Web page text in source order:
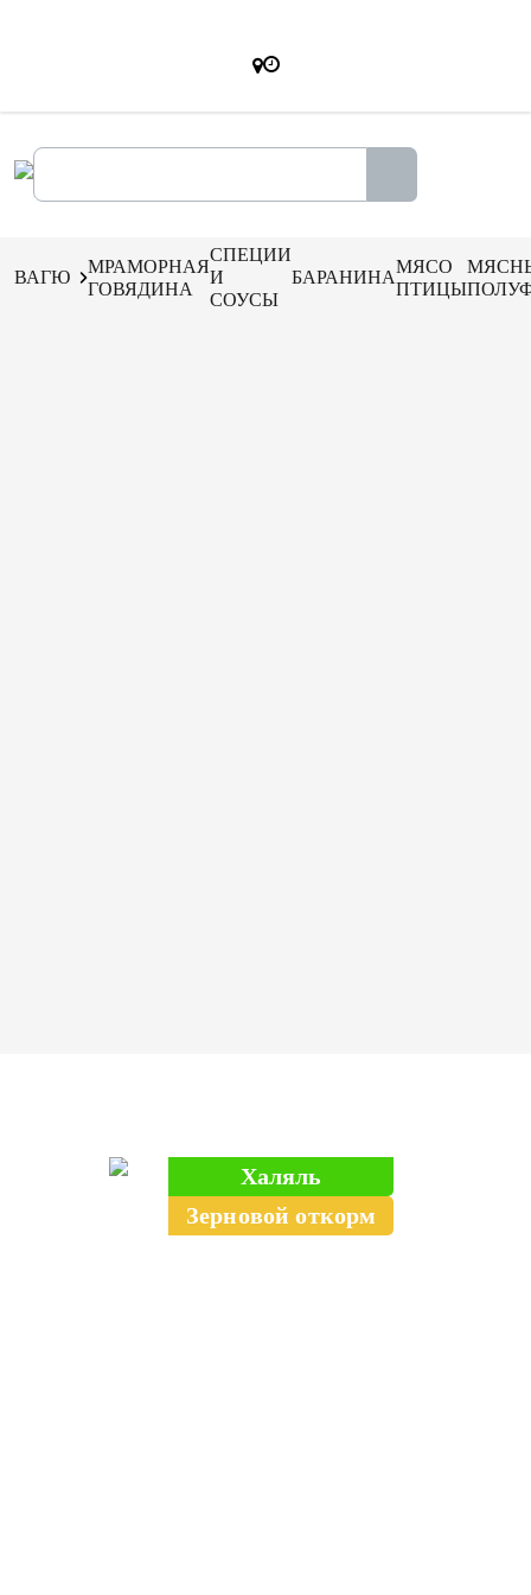
ВАГЮ
МРАМОРНАЯ
ГОВЯДИНА
СПЕЦИИ
И
СОУСЫ
БАРАНИНА
МЯСО
ПТИЦЫ
Халяль
Зерновой откорм